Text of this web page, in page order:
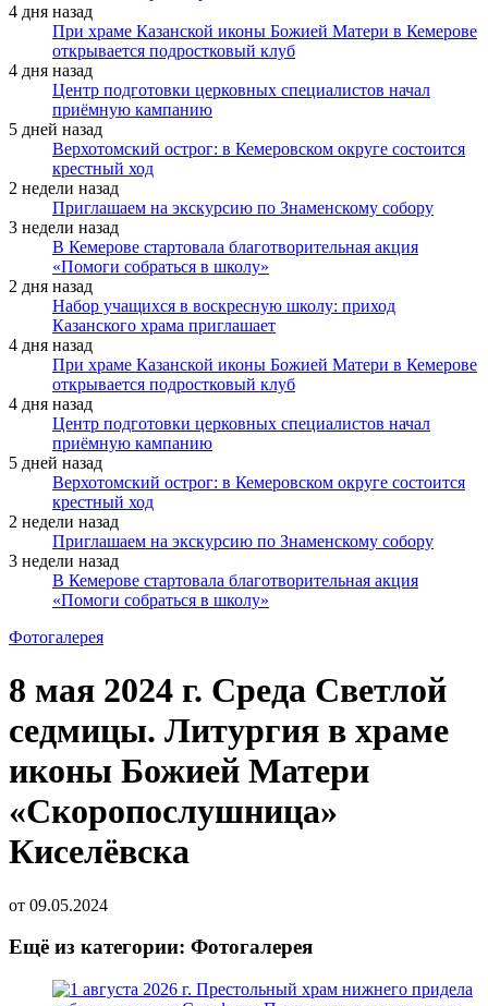
4 дня назад
При храме Казанской иконы Божией Матери в Кемерове
открывается подростковый клуб
4 дня назад
Центр подготовки церковных специалистов начал
приёмную кампанию
5 дней назад
Верхотомский острог: в Кемеровском округе состоится
крестный ход
2 недели назад
Приглашаем на экскурсию по Знаменскому собору
3 недели назад
В Кемерове стартовала благотворительная акция
«Помоги собраться в школу»
2 дня назад
Набор учащихся в воскресную школу: приход
Казанского храма приглашает
4 дня назад
При храме Казанской иконы Божией Матери в Кемерове
открывается подростковый клуб
4 дня назад
Центр подготовки церковных специалистов начал
приёмную кампанию
5 дней назад
Верхотомский острог: в Кемеровском округе состоится
крестный ход
2 недели назад
Приглашаем на экскурсию по Знаменскому собору
3 недели назад
В Кемерове стартовала благотворительная акция
«Помоги собраться в школу»
Фотогалерея
8 мая 2024 г. Среда Светлой
седмицы. Литургия в храме
иконы Божией Матери
«Скоропослушница»
Киселёвска
от 09.05.2024
Ещё из категории: Фотогалерея